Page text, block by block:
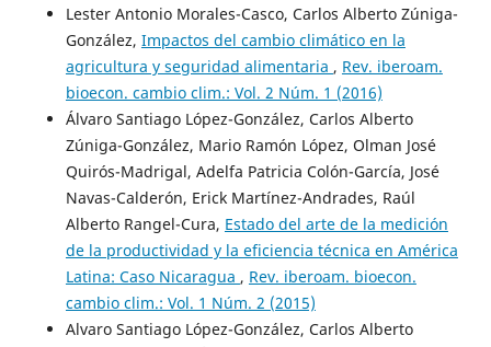
Lester Antonio Morales-Casco, Carlos Alberto Zúniga-
González, Impactos del cambio climático en la
agricultura y seguridad alimentaria , Rev. iberoam.
bioecon. cambio clim.: Vol. 2 Núm. 1 (2016)
Álvaro Santiago López-González, Carlos Alberto
Zúniga-González, Mario Ramón López, Olman José
Quirós-Madrigal, Adelfa Patricia Colón-García, José
Navas-Calderón, Erick Martínez-Andrades, Raúl
Alberto Rangel-Cura, Estado del arte de la medición
de la productividad y la eficiencia técnica en América
Latina: Caso Nicaragua , Rev. iberoam. bioecon.
cambio clim.: Vol. 1 Núm. 2 (2015)
Alvaro Santiago López-González, Carlos Alberto